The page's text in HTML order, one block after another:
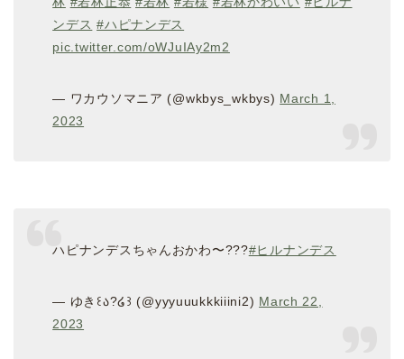
ンデス #ハピナンデス
pic.twitter.com/oWJuIAy2m2
— ワカウソマニア (@wkbys_wkbys) March 1,
2023
ハピナンデスちゃんおかわ〜???#ヒルナンデス
— ゆき꒰ა?໒꒱ (@yyyuuukkkiiini2) March 22,
2023